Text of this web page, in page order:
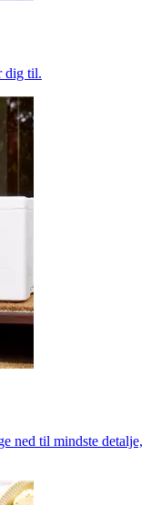
dig til.
ned til mindste detalje,